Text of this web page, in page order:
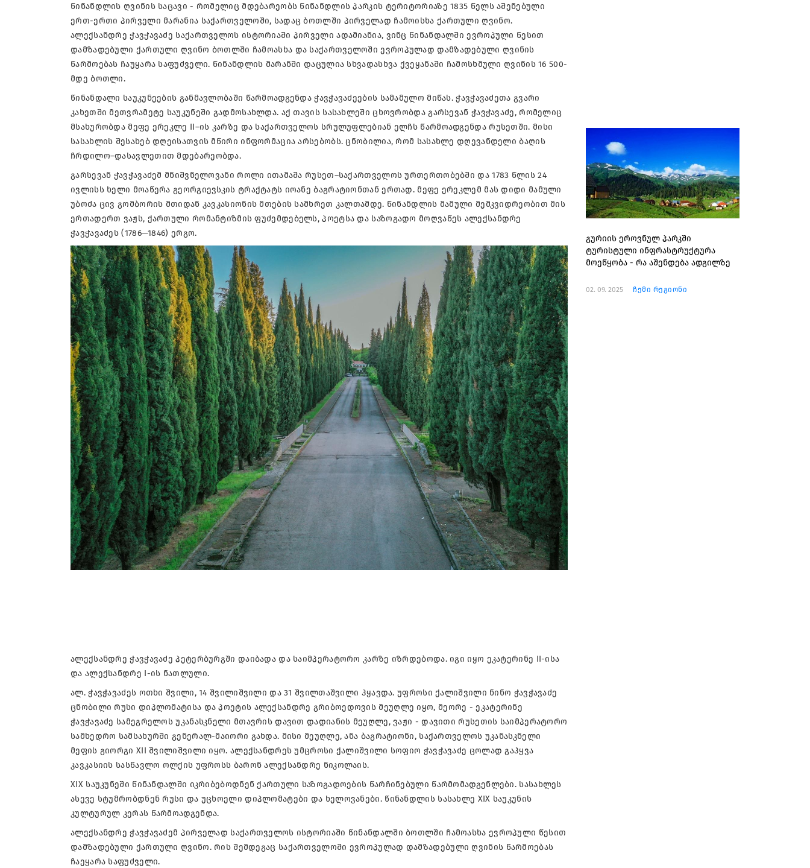
წინანდლის ღვინის საცავი - რომელიც მდებარეობს წინანდლის პარკის ტერიტორიაზე 1835 წელს აშენებული
ერთ-ერთი პირველი მარანია საქართველოში, სადაც ბოთლში პირველად ჩამოისხა ქართული ღვინო.
ალექსანდრე ჭავჭავაძე საქართველოს ისტორიაში პირველი ადამიანია, ვინც წინანდალში ევროპული წესით
დამზადებული ქართული ღვინო ბოთლში ჩამოასხა და საქართველოში ევროპულად დამზადებული ღვინის
წარმოებას ჩაუყარა საფუძველი. წინანდლის მარანში დაცულია სხვადასხვა ქვეყანაში ჩამოსხმული ღვინის 16 500-
მდე ბოთლი.
წინანდალი საუკუნეების განმავლობაში წარმოადგენდა ჭავჭავაძეების სამამულო მიწას. ჭავჭავაძეთა გვარი
კახეთში მეთვრამეტე საუკუნეში გადმოსახლდა. აქ თავის სასახლეში ცხოვრობდა გარსევან ჭავჭავაძე, რომელიც
მსახურობდა მეფე ერეკლე II–ის კარზე და საქართველოს სრულუფლებიან ელჩს წარმოადგენდა რუსეთში. მისი
სასახლის შესახებ დღეისათვის მწირი ინფორმაცია არსებობს. ცნობილია, რომ სასახლე დღევანდელი ბაღის
ჩრდილო–დასავლეთით მდებარეობდა.
გარსევან ჭავჭავაძემ მნიშვნელოვანი როლი ითამაშა რუსეთ–საქართველოს ურთერთობებში და 1783 წლის 24
ივლისს ხელი მოაწერა გეორგიევსკის ტრაქტატს იოანე ბაგრატიონთან ერთად. მეფე ერეკლემ მას დიდი მამული
უბოძა ცივ გომბორის მთიდან კავკასიონის მთების სამხრეთ კალთამდე. წინანდლის მამული მემკვიდრეობით მის
ერთადერთ ვაჟს, ქართული რომანტიზმის ფუძემდებელს, პოეტსა და საზოგადო მოღვაწეს ალექსანდრე
ჭავჭავაძეს (1786—1846) ერგო.
ალექსანდრე ჭავჭავაძე პეტერბურგში დაიბადა და საიმპერატორო კარზე იზრდებოდა. იგი იყო ეკატერინე II-ისა
და ალექსანდრე I-ის ნათლული.
ალ. ჭავჭავაძეს ოთხი შვილი, 14 შვილიშვილი და 31 შვილთაშვილი ჰყავდა. უფროსი ქალიშვილი ნინო ჭავჭავაძე
ცნობილი რუსი დიპლომატისა და პოეტის ალექსანდრე გრიბოედოვის მეუღლე იყო, მეორე - ეკატერინე
ჭავჭავაძე სამეგრელოს უკანასკნელი მთავრის დავით დადიანის მეუღლე, ვაჟი - დავითი რუსეთის საიმპერატორო
სამხედრო სამსახურში გენერალ-მაიორი გახდა. მისი მეუღლე, ანა ბაგრატიონი, საქართველოს უკანასკნელი
მეფის გიორგი XII შვილიშვილი იყო. ალექსანდრეს უმცროსი ქალიშვილი სოფიო ჭავჭავაძე ცოლად გაჰყვა
კავკასიის სასწავლო ოლქის უფროსს ბარონ ალექსანდრე ნიკოლაის.
XIX საუკუნეში წინანდალში იკრიბებოდნენ ქართული საზოგადოების წარჩინებული წარმომადგენლები. სასახლეს
ასევე სტუმრობდნენ რუსი და უცხოელი დიპლომატები და ხელოვანები. წინანდლის სასახლე XIX საუკუნის
კულტურულ კერას წარმოადგენდა.
ალექსანდრე ჭავჭავაძემ პირველად საქართველოს ისტორიაში წინანდალში ბოთლში ჩამოასხა ევროპული წესით
დამზადებული ქართული ღვინო. რის შემდეგაც საქართველოში ევროპულად დამზადებული ღვინის წარმოებას
ჩაეყარა საფუძველი.
გურიის ეროვნულ პარკში
ტურისტული ინფრასტრუქტურა
მოეწყობა - რა აშენდება ადგილზე
02. 09. 2025 ჩემი რეგიონი